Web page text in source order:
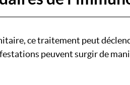
ce traitement peut
peuvent surgir de